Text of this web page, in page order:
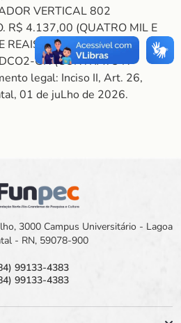
VERTICAL 802
R$ 4.137,00 (QUATRO MIL E
REAIS. 122024 –
GN (CONTRATO Nº
legal: Inciso II, Art. 26,
01 de juLho de 2026.
3000 Campus Universitário - Lagoa
- RN, 59078-900
99133-4383
99133-4383